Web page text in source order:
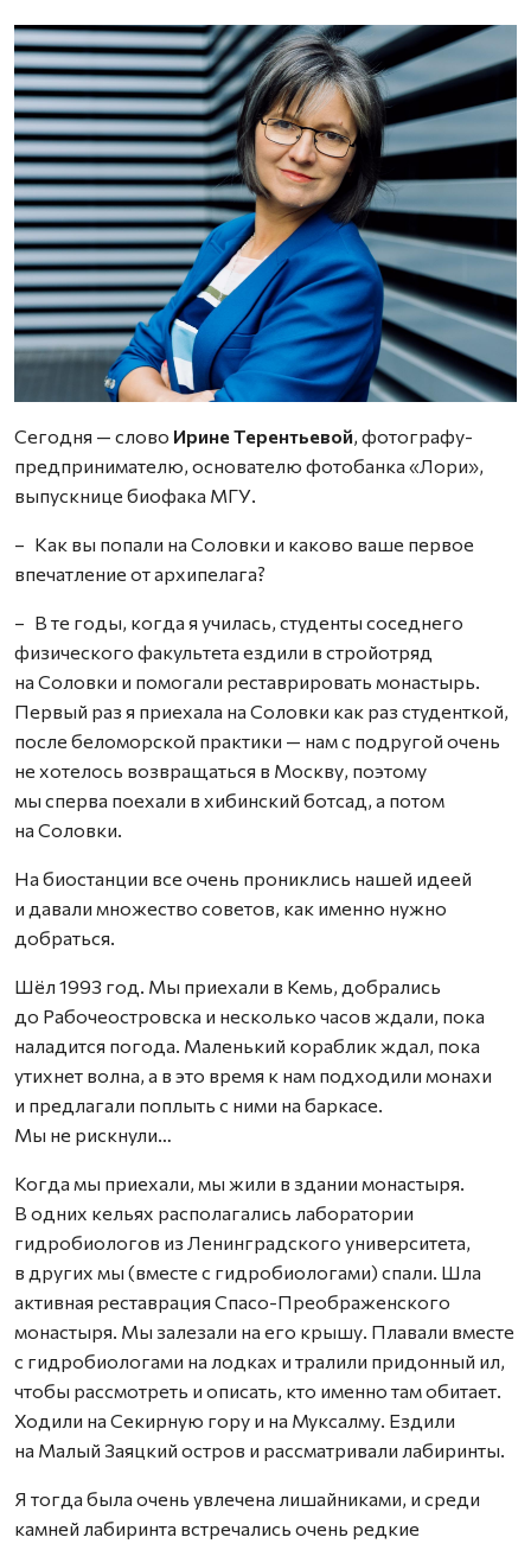
Сегодня — слово Ирине Терентьевой, фотографу-
предпринимателю, основателю фотобанка «Лори»,
выпускнице биофака МГУ.
– Как вы попали на Соловки и каково ваше первое
впечатление от архипелага?
– В те годы, когда я училась, студенты соседнего
физического факультета ездили в стройотряд
на Соловки и помогали реставрировать монастырь.
Первый раз я приехала на Соловки как раз студенткой,
после беломорской практики — нам с подругой очень
не хотелось возвращаться в Москву, поэтому
мы сперва поехали в хибинский ботсад, а потом
на Соловки.
На биостанции все очень прониклись нашей идеей
и давали множество советов, как именно нужно
добраться.
Шёл 1993 год. Мы приехали в Кемь, добрались
до Рабочеостровска и несколько часов ждали, пока
наладится погода. Маленький кораблик ждал, пока
утихнет волна, а в это время к нам подходили монахи
и предлагали поплыть с ними на баркасе.
Мы не рискнули…
Когда мы приехали, мы жили в здании монастыря.
В одних кельях располагались лаборатории
гидробиологов из Ленинградского университета,
в других мы (вместе с гидробиологами) спали. Шла
активная реставрация Спасо-Преображенского
монастыря. Мы залезали на его крышу. Плавали вместе
с гидробиологами на лодках и тралили придонный ил,
чтобы рассмотреть и описать, кто именно там обитает.
Ходили на Секирную гору и на Муксалму. Ездили
на Малый Заяцкий остров и рассматривали лабиринты.
Я тогда была очень увлечена лишайниками, и среди
камней лабиринта встречались очень редкие